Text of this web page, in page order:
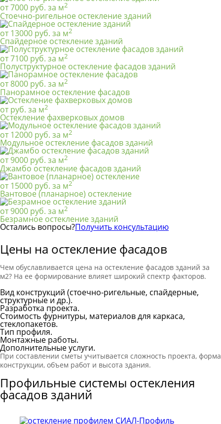
от 7000 руб. за м2
Стоечно-ригельное остекление зданий
от 13000 руб. за м2
Спайдерное остекление зданий
от 7100 руб. за м2
Полуструктурное остекление фасадов зданий
от 8000 руб. за м2
Панорамное остекление фасадов
от руб. за м2
Остекление фахверковых домов
от 12000 руб. за м2
Модульное остекление фасадов зданий
от 9000 руб. за м2
Джамбо остекление фасадов зданий
от 15000 руб. за м2
Вантовое (планарное) остекление
от 9000 руб. за м2
Безрамное остекление зданий
Остались вопросы?Получить консультацию
Цены на остекление фасадов
Чем обуславливается цена на остекление фасадов зданий за
м2? На ее формирование влияет широкий спектр факторов.
Вид конструкций (стоечно-ригельные, спайдерные,
структурные и др.).
Разработка проекта.
Стоимость фурнитуры, материалов для каркаса,
стеклопакетов.
Тип профиля.
Монтажные работы.
Дополнительные услуги.
При составлении сметы учитывается сложность проекта, форма
конструкции, объем работ и высота здания.
Профильные системы остекления
фасадов зданий